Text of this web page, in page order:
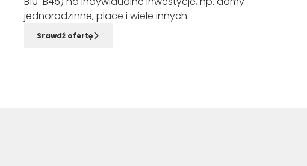
jednorodzinne, place i wiele innych.
Srawdź ofertę